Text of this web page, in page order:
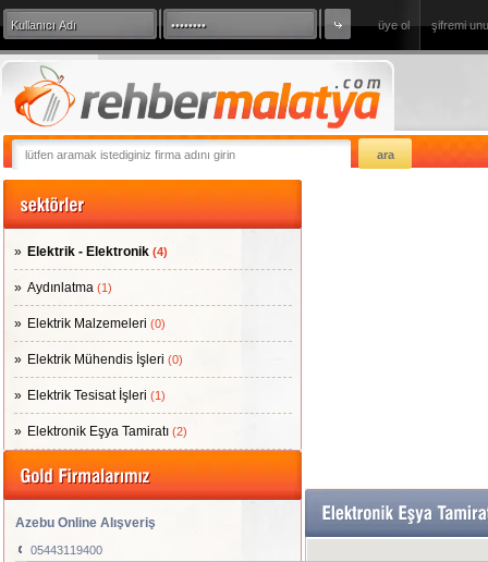
üye ol şifremi
360 Derece Sanal Tur
Elektrik - Elektronik (4)
Aydınlatma (1)
Elektrik Malzemeleri (0)
Elektrik Mühendis İşleri (0)
Elektrik Tesisat İşleri (1)
Elektronik Eşya Tamiratı (2)
Azebu Online Alışveriş
05443119400